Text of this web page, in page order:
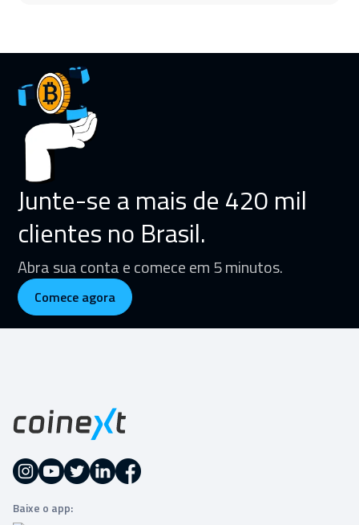
Junte-se a mais de 420 mil
clientes no Brasil.
Abra sua conta e comece em 5 minutos.
Comece agora
Baixe o app: